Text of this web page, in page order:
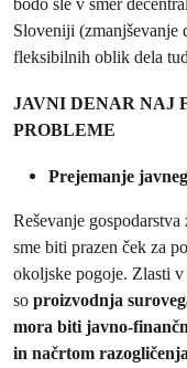
Sloveniji
fleksibilnih oblik dela
JAVNI DENAR NAJ
PROBLEME
Prejemanje
Reševanje
sme biti prazen ček za
okoljske pogoje. Zlasti
so proizvodnja
mora biti javno-
in načrtom